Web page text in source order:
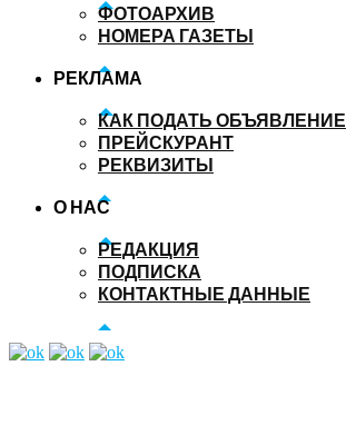
ФОТОАРХИВ
НОМЕРА ГАЗЕТЫ
РЕКЛАМА
КАК ПОДАТЬ ОБЪЯВЛЕНИЕ
ПРЕЙСКУРАНТ
РЕКВИЗИТЫ
О НАС
РЕДАКЦИЯ
ПОДПИСКА
КОНТАКТНЫЕ ДАННЫЕ